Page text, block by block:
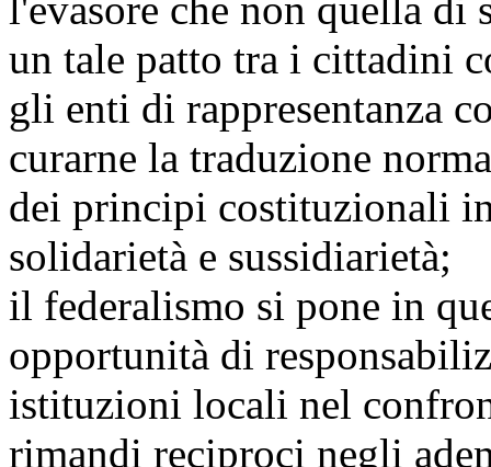
un tale patto tra i cittadini
gli enti di rappresentanza
curarne la traduzione
dei principi costituzionali
solidarietà e sussidiarietà;
il federalismo si pone in
opportunità di
istituzioni locali nel
rimandi reciproci negli